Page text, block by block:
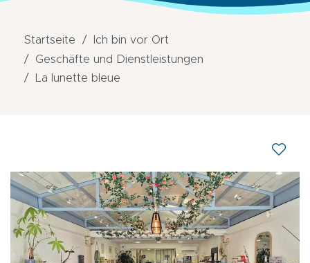
Startseite
Ich bin vor Ort
Geschäfte und Dienstleistungen
La lunette bleue